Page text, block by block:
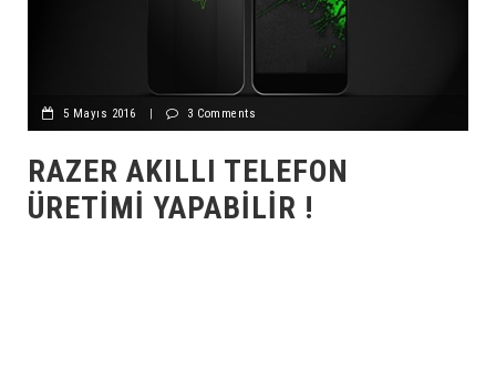
5 Mayıs 2016 | 3 Comments
RAZER AKILLI TELEFON
ÜRETIMI YAPABILIR !